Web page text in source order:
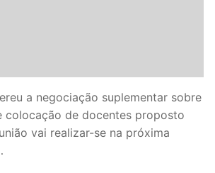
a negociação suplementar sobre
colocação de docentes proposto
vai realizar-se na próxima